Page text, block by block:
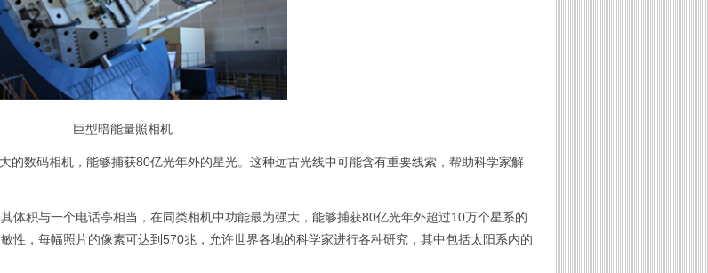
巨型暗能量照相机
的数码相机，能够捕获80亿光年外的星光。这种远古光线中可能含有重要线索，帮助科学家解
体积与一个电话亭相当，在同类相机中功能最为强大，能够捕获80亿光年外超过10万个星系的
性，每幅照片的像素可达到570兆，允许世界各地的科学家进行各种研究，其中包括太阳系内的